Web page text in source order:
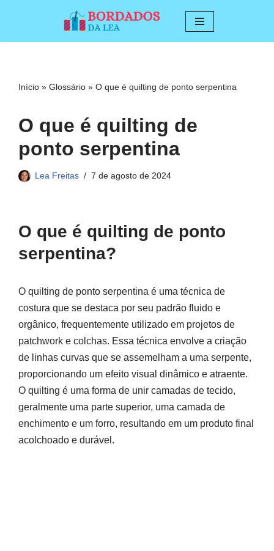
conteúdo
Início » Glossário » O que é quilting de ponto serpentina
O que é quilting de
ponto serpentina
Lea Freitas 7 de agosto de 2024
O que é quilting de ponto
serpentina?
O quilting de ponto serpentina é uma técnica de
costura que se destaca por seu padrão fluido e
orgânico, frequentemente utilizado em projetos de
patchwork e colchas. Essa técnica envolve a criação
de linhas curvas que se assemelham a uma serpente,
proporcionando um efeito visual dinâmico e atraente.
O quilting é uma forma de unir camadas de tecido,
geralmente uma parte superior, uma camada de
enchimento e um forro, resultando em um produto final
acolchoado e durável.